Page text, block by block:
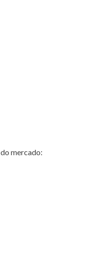
mercado: